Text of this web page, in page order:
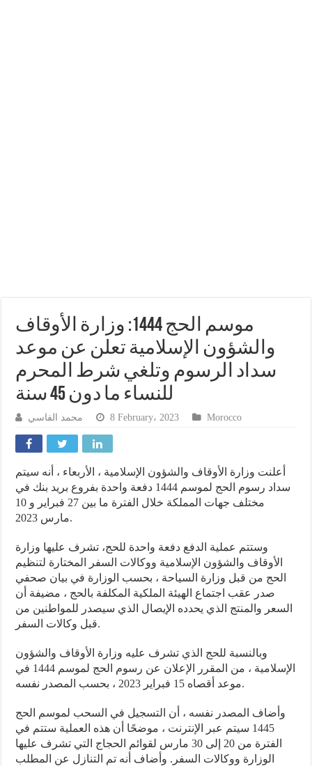
موسم الحج 1444: وزارة الأوقاف
والشؤون الإسلامية تعلن عن موعد
سداد الرسوم وتلغي شرط المحرم
للنساء ما دون 45 سنة
محمد الفاسي 8 February، 2023 Morocco
أعلنت وزارة الأوقاف والشؤون الإسلامية ، الأربعاء ، أنه سيتم
سداد رسوم الحج لموسم 1444 دفعة واحدة بفروع بريد بنك في
مختلف جهات المملكة خلال الفترة ما بين 27 فبراير و 10
مارس 2023.
وستتم عملية الدفع دفعة واحدة للحج، تشرف عليها وزارة
الأوقاف والشؤون الإسلامية ووكالات السفر المختارة لتنظيم
الحج من قبل وزارة السياحة ، بحسب الوزارة في بيان صحفي
صدر عقب اجتماع الهيئة الملكية المكلفة بالحج ، مضيفة أن
السعر والمنتج الذي يحدده الإيصال الذي سيصدر للمواطنين من
قبل وكالات السفر.
وبالنسبة للحج الذي تشرف عليه وزارة الأوقاف والشؤون
الإسلامية ، من المقرر الإعلان عن رسوم الحج لموسم 1444 في
موعد أقصاه 15 فبراير 2023 ، بحسب المصدر نفسه.
وأضاف المصدر نفسه ، أن التسجيل في السحب لموسم الحج
1445 سيتم عبر الإنترنت ، موضحًا أن هذه العملية ستتم في
الفترة من 20 إلى 30 مارس لقوائم الحجاج التي تشرف عليها
الوزارة ووكالات السفر. وأضاف أنه تم التنازل عن المطلب